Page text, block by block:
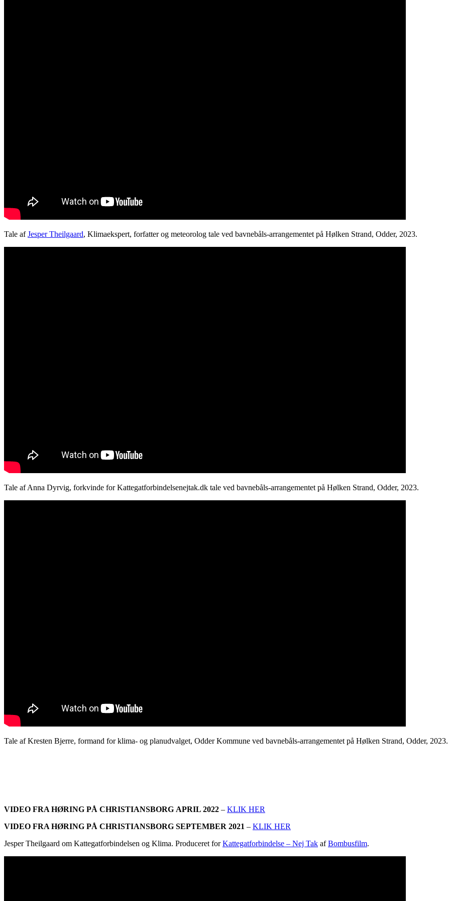
Tale afJesper Theilgaard, Klimaekspert, forfatter og meteorolog tale ved bavnebåls-arrangementet på Hølken Strand, Odder, 2023.
Tale af Anna Dyrvig, forkvinde for Kattegatforbindelsenejtak.dk tale ved bavnebåls-arrangementet på Hølken Strand, Odder, 2023.
Tale af Kresten Bjerre, formand for klima- og planudvalget, Odder Kommune ved bavnebåls-arrangementet på Hølken Strand, Odder, 2023.
VIDEO FRA HØRING PÅ CHRISTIANSBORG APRIL 2022 – KLIK HER
VIDEO FRA HØRING PÅ CHRISTIANSBORG SEPTEMBER 2021 – KLIK HER
Jesper Theilgaard om Kattegatforbindelsen og Klima. Produceret forKattegatforbindelse – Nej Tak afBombusfilm.